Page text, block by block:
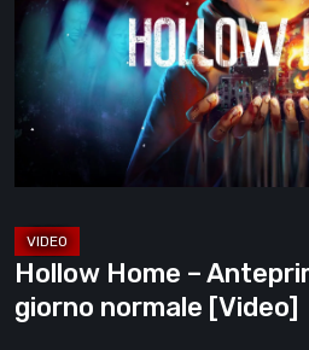
Anteprima:
l’ultimo
giorno
normale
Hollow Home –
giorno normale [Video]